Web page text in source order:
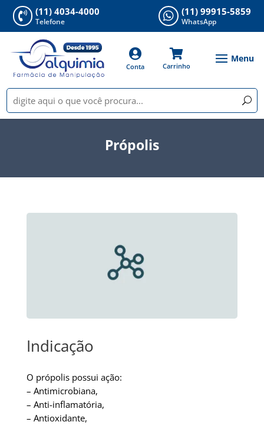
 (11) 4034-4000
Telefone  (11) 99915-5859
WhatsApp

Conta

Carrinho
Própolis
Indicação
O própolis possui ação:
– Antimicrobiana,
– Anti-inflamatória,
– Antioxidante,